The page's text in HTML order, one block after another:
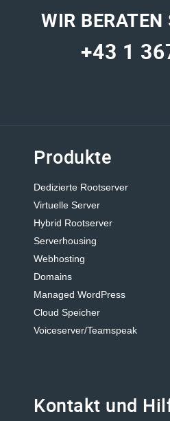
WIR BERATEN
+43 1
Produkte
Dedizierte Rootserver
Virtuelle Server
Hybrid Rootserver
Serverhousing
Webhosting
Domains
Managed WordPress
Cloud Speicher
Voiceserver/Teamspeak
Kontakt und